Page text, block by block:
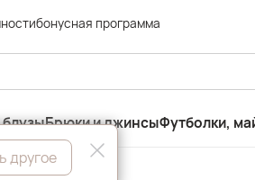
бонусная программа
Брюки и джинсыФутболки,
другое